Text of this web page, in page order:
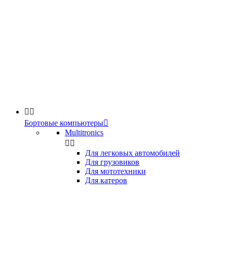
 
Бортовые компьютеры
Multitronics
 
Для легковых автомобилей
Для грузовиков
Для мототехники
Для катеров